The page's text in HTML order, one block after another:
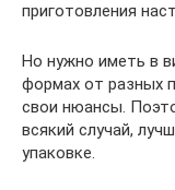
приготовления
Но нужно иметь в
формах от разных
свои нюансы.
всякий случай,
упаковке.